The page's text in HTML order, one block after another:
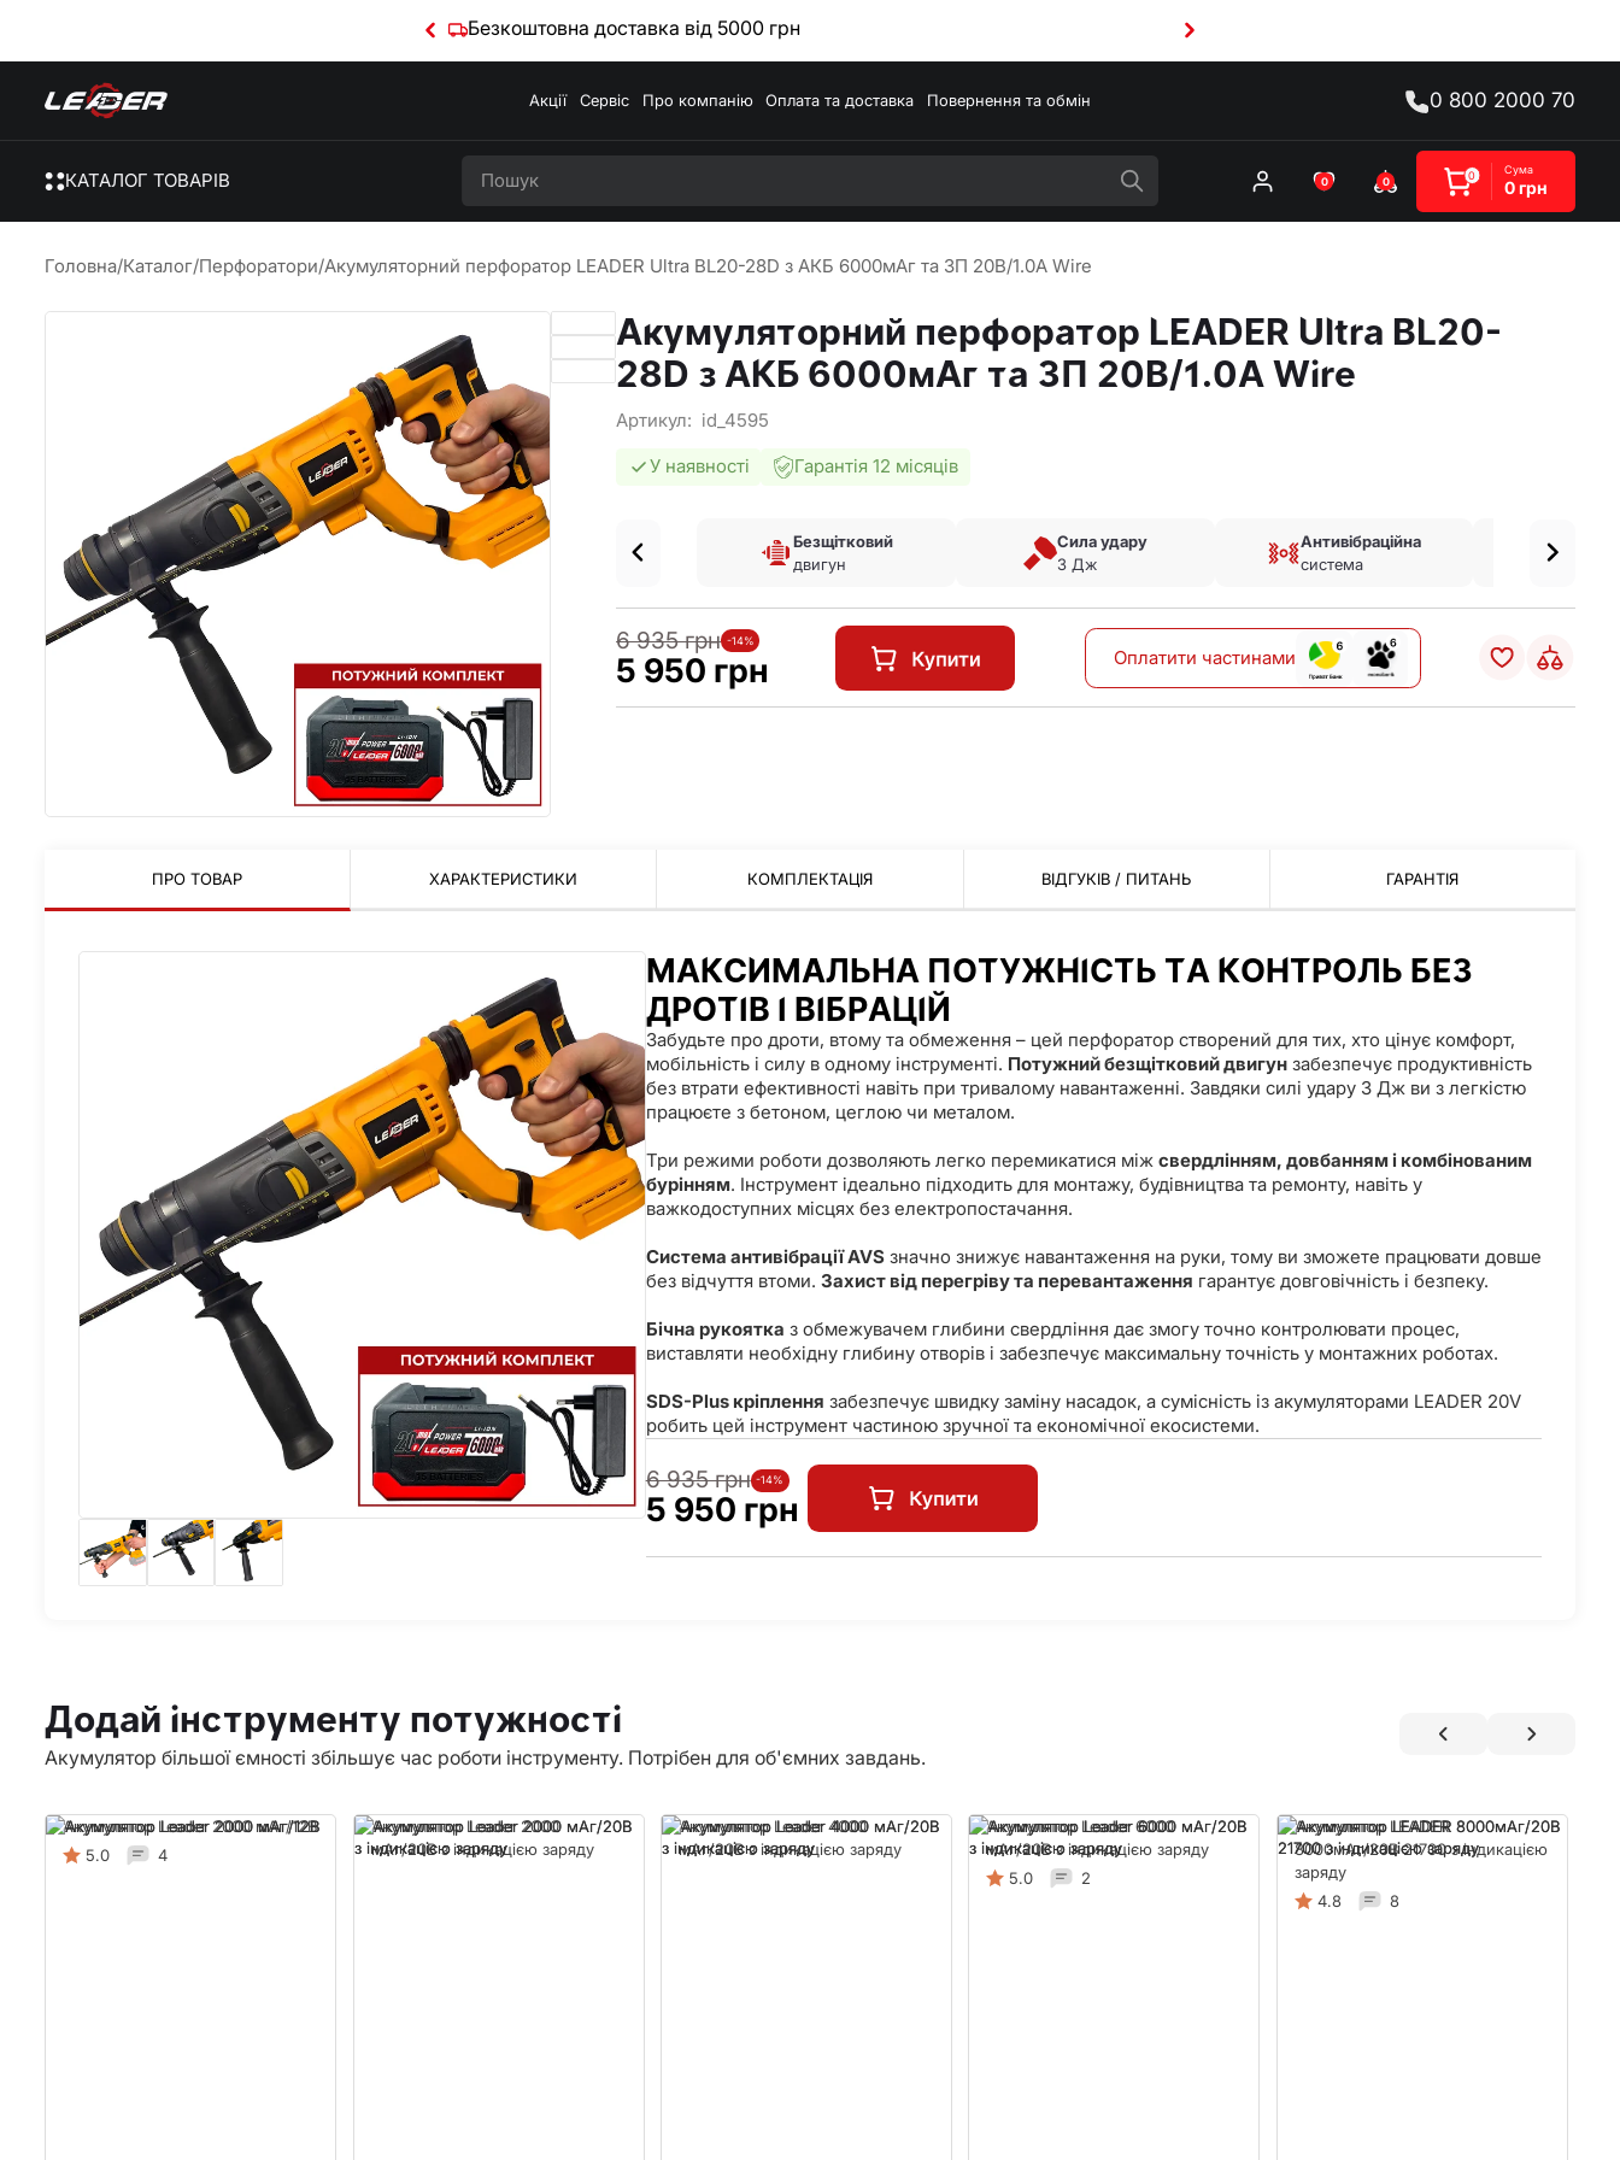
Безкоштовна доставка від 5000 грн
Акції Сервіс Про компанію Оплата та доставка Повернення та обмін 0 800 2000 70
КАТАЛОГ ТОВАРІВ 0 0 0 Сума
0 грн
Головна/Каталог/Перфоратори/Акумуляторний перфоратор LEADER Ultra BL20-28D з АКБ 6000мАг та ЗП 20В/1.0А Wire
Акумуляторний перфоратор LEADER Ultra BL20-
28D з АКБ 6000мАг та ЗП 20В/1.0А Wire
Артикул: id_4595
У наявності Гарантія 12 місяців
Безщітковий
двигун
Сила удару
3 Дж
Антивібраційна
система
6 935 грн -14%
5 950 грн Оплатити частинами
ПРО ТОВАР ХАРАКТЕРИСТИКИ КОМПЛЕКТАЦІЯ ВІДГУКІВ / ПИТАНЬ ГАРАНТІЯ
МАКСИМАЛЬНА ПОТУЖНІСТЬ ТА КОНТРОЛЬ БЕЗ
ДРОТІВ І ВІБРАЦІЙ
Забудьте про дроти, втому та обмеження – цей перфоратор створений для тих, хто цінує комфорт,
мобільність і силу в одному інструменті. Потужний безщітковий двигунзабезпечує продуктивність
без втрати ефективності навіть при тривалому навантаженні. Завдяки силі удару 3 Дж ви з легкістю
працюєте з бетоном, цеглою чи металом.
Три режими роботи дозволяють легко перемикатися між свердлінням, довбанням і комбінованим
бурінням. Інструмент ідеально підходить для монтажу, будівництва та ремонту, навіть у
важкодоступних місцях без електропостачання.
Система антивібрації AVSзначно знижує навантаження на руки, тому ви зможете працювати довше
без відчуття втоми. Захист від перегріву та перевантаження гарантує довговічність і безпеку.
Бічна рукоятка з обмежувачем глибини свердління дає змогу точно контролювати процес,
виставляти необхідну глибину отворів і забезпечує максимальну точність у монтажних роботах.
SDS-Plus кріплення забезпечує швидку заміну насадок, а сумісність із акумуляторами LEADER 20V
робить цей інструмент частиною зручної та економічної екосистеми.
6 935 грн -14%
5 950 грн
Додай інструменту потужності
Акумулятор більшої ємності збільшує час роботи інструменту. Потрібен для об'ємних завдань.
Акумулятор Leader 2000 мАг/12В
5.0
4
Акумулятор Leader 2000
мАг/20В з індикацією заряду
Акумулятор Leader 4000
мАг/20В з індикацією заряду
Акумулятор Leader 6000
мАг/20В з індикацією заряду
5.0
2
Акумулятор LEADER
8000мАг/20В 21700 з індикацією
заряду
4.8
8